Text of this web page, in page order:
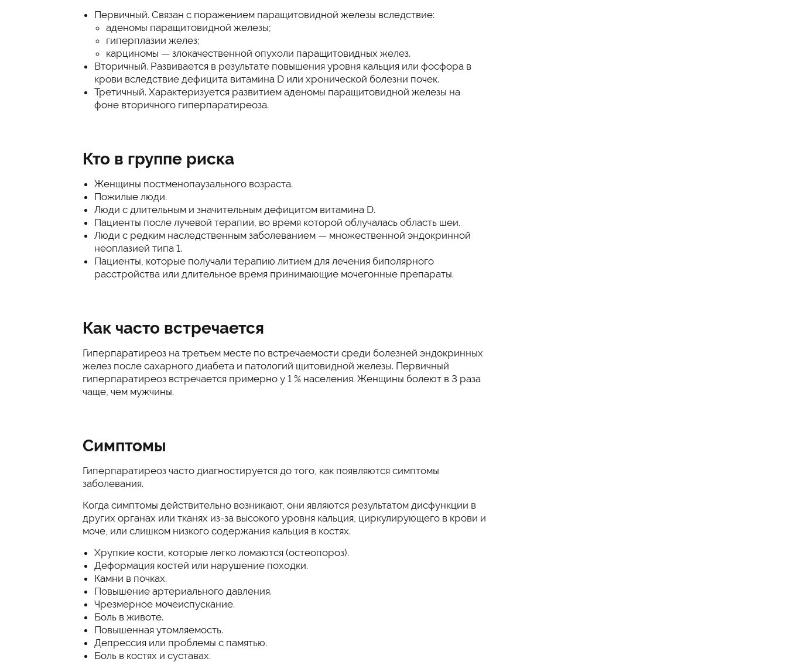
Первичный. Связан с поражением паращитовидной железы вследствие:
аденомы паращитовидной железы;
гиперплазии желез;
карциномы — злокачественной опухоли паращитовидных желез.
Вторичный. Развивается в результате повышения уровня кальция или фосфора в
крови вследствие дефицита витамина D или хронической болезни почек.
Третичный. Характеризуется развитием аденомы паращитовидной железы на
фоне вторичного гиперпаратиреоза.
Кто в группе риска
Женщины постменопаузального возраста.
Пожилые люди.
Люди с длительным и значительным дефицитом витамина D.
Пациенты после лучевой терапии, во время которой облучалась область шеи.
Люди с редким наследственным заболеванием — множественной эндокринной
неоплазией типа 1.
Пациенты, которые получали терапию литием для лечения биполярного
расстройства или длительное время принимающие мочегонные препараты.
Как часто встречается
Гиперпаратиреоз на третьем месте по встречаемости среди болезней эндокринных
желез после сахарного диабета и патологий щитовидной железы. Первичный
гиперпаратиреоз встречается примерно у 1 % населения. Женщины болеют в 3 раза
чаще, чем мужчины.
Симптомы
Гиперпаратиреоз часто диагностируется до того, как появляются симптомы
заболевания.
Когда симптомы действительно возникают, они являются результатом дисфункции в
других органах или тканях из-за высокого уровня кальция, циркулирующего в крови и
моче, или слишком низкого содержания кальция в костях.
Хрупкие кости, которые легко ломаются (остеопороз).
Деформация костей или нарушение походки.
Камни в почках.
Повышение артериального давления.
Чрезмерное мочеиспускание.
Боль в животе.
Повышенная утомляемость.
Депрессия или проблемы с памятью.
Боль в костях и суставах.